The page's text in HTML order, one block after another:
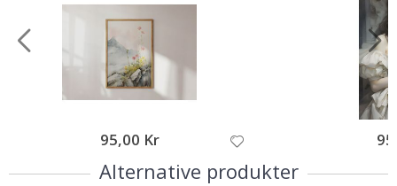
95,00 Kr
Alternative produkter